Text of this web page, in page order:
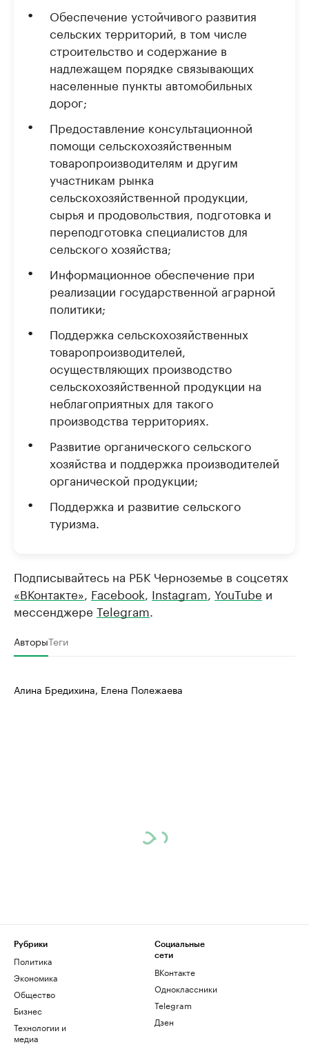
Обеспечение устойчивого развития
сельских территорий, в том числе
строительство и содержание в
надлежащем порядке связывающих
населенные пункты автомобильных
дорог;
Предоставление консультационной
помощи сельскохозяйственным
товаропроизводителям и другим
участникам рынка
сельскохозяйственной продукции,
сырья и продовольствия, подготовка и
переподготовка специалистов для
сельского хозяйства;
Информационное обеспечение при
реализации государственной аграрной
политики;
Поддержка сельскохозяйственных
товаропроизводителей,
осуществляющих производство
сельскохозяйственной продукции на
неблагоприятных для такого
производства территориях.
Развитие органического сельского
хозяйства и поддержка производителей
органической продукции;
Поддержка и развитие сельского
туризма.
Подписывайтесь на РБК Черноземье в соцсетях
«ВКонтакте», Facebook, Instagram, YouTube и
мессенджере Telegram.
АвторыТеги
Алина Бредихина, Елена Полежаева
Рубрики
Политика
Экономика
Общество
Бизнес
Технологии и
медиа
Социальные
сети
ВКонтакте
Одноклассники
Telegram
Дзен